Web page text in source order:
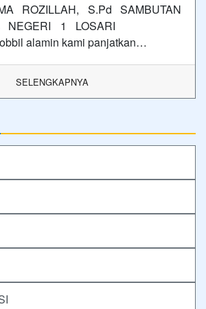
ROZILLAH, S.Pd SAMBUTAN
NEGERI 1 LOSARI
alamin kami panjatkan…
SELENGKAPNYA